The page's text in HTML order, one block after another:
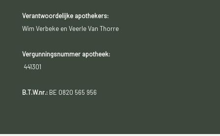
Verantwoordelijke apothekers:
Wim Verbeke en Veerle Van Thorre
Vergunningsnummer apotheek:
441301
B.T.W.nr.:BE 0820 565 956